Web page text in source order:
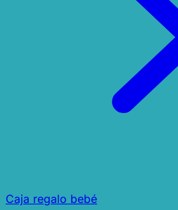
Caja regalo bebé